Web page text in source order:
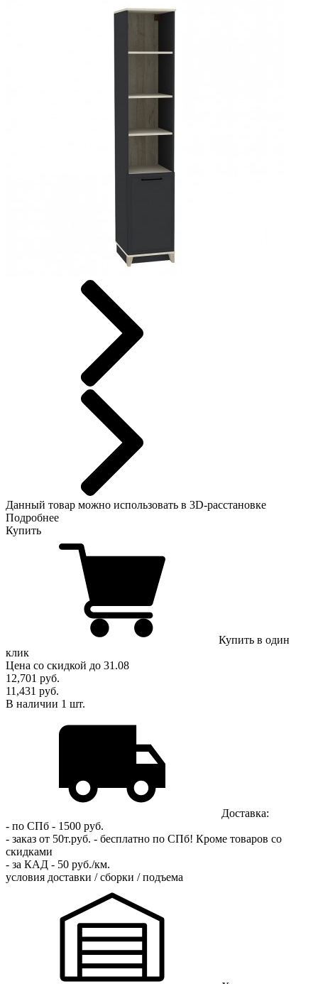
Данный товар можно использовать в 3D-расстановке
Подробнее
Купить
Купить в один
клик
Цена со скидкой до 31.08
12,701 руб.
11,431 руб.
В наличии 1 шт.
Доставка:
- по СПб - 1500 руб.
- заказ от 50т.руб. - бесплатно по СПб! Кроме товаров со
скидками
- за КАД - 50 руб./км.
условия доставки / сборки / подъема